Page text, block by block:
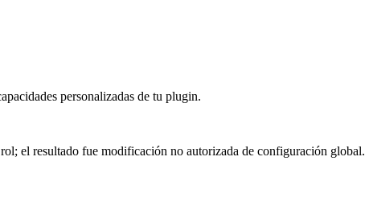
personalizadas de tu plugin.
el resultado fue modificación no autorizada de configuración global.